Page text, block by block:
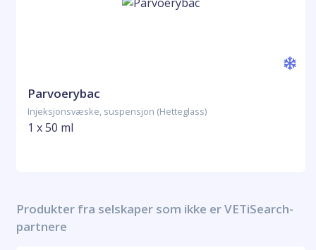
Parvoerybac
Injeksjonsvæske, suspensjon (Hetteglass)
1 x 50 ml
Produkter fra selskaper som ikke er VETiSearch-
partnere